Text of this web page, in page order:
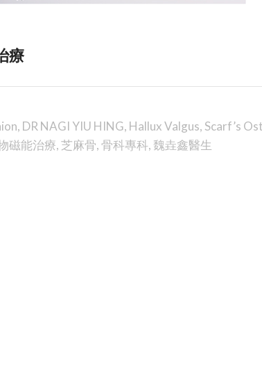
療
, DR NAGI YIU HING, Hallux Valgus, Scarf’s
磁能治療,芝麻骨,骨科專科, 魏垚鑫醫生